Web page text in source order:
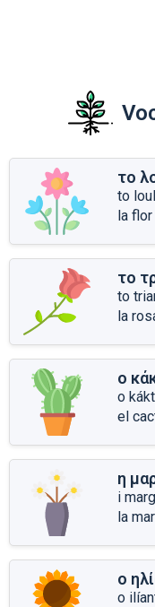
το
to
la flor
το
to
la
ο
o
el
η
i
la
ο
o